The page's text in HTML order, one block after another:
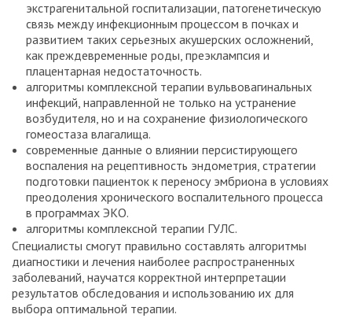
экстрагенитальной госпитализации, патогенетическую
связь между инфекционным процессом в почках и
развитием таких серьезных акушерских осложнений,
как преждевременные роды, преэклампсия и
плацентарная недостаточность.
алгоритмы комплексной терапии вульвовагинальных
инфекций, направленной не только на устранение
возбудителя, но и на сохранение физиологического
гомеостаза влагалища.
современные данные о влиянии персистирующего
воспаления на рецептивность эндометрия, стратегии
подготовки пациенток к переносу эмбриона в условиях
преодоления хронического воспалительного процесса
в программах ЭКО.
алгоритмы комплексной терапии ГУЛС.
Специалисты смогут правильно составлять алгоритмы
диагностики и лечения наиболее распространенных
заболеваний, научатся корректной интерпретации
результатов обследования и использованию их для
выбора оптимальной терапии.